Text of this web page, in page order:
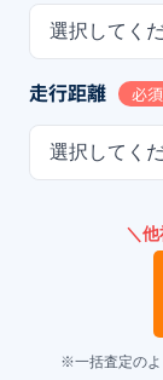
選択してく
走行距離 必須
選択してく
＼
※一括査定のよ